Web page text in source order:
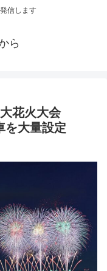
信します
ら
花火大会
を大量設定